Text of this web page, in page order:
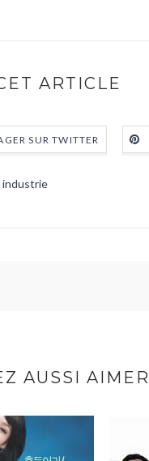
ARTICLE
SUR TWITTER
industrie
AUSSI AIMER